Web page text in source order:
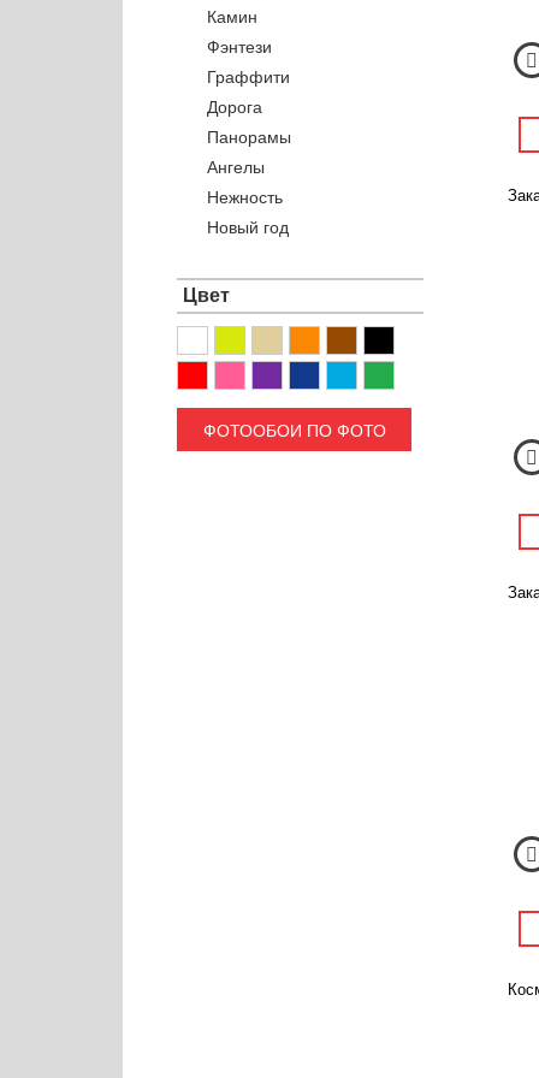
Камин
Фэнтези
Граффити
Дорога
Панорамы
Ангелы
Нежность
Новый год
Цвет
ФОТООБОИ ПО ФОТО